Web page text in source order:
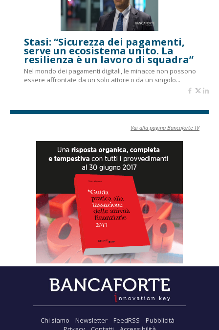
Stasi: “Sicurezza dei pagamenti,
serve un ecosistema unito. La
resilienza è un lavoro di squadra”
Nel mondo dei pagamenti digitali, le minacce non possono
essere affrontate da un solo attore o da un singolo...
Vai alla pagina Bancaforte TV
Chi siamo Newsletter FeedRSS
Pubblicità